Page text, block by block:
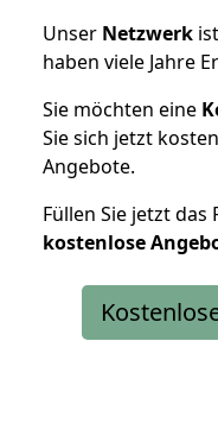
Unser Netzwerk
haben viele Jahre
Sie möchten eine
Sie sich jetzt
Angebote.
Füllen Sie jetzt
kostenlose